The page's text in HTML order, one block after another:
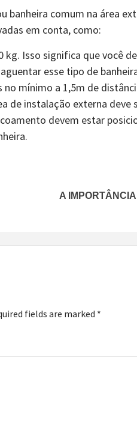
banheira comum na área
em conta, como:
kg. Isso significa que você
esse tipo de
no mínimo a 1,5m de
de instalação externa deve
devem estar
A
fields are marked *